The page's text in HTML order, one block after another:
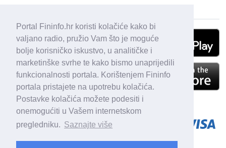
Portal Fininfo.hr koristi kolačiće kako bi
valjano radio, pružio Vam što je moguće
bolje korisničko iskustvo, u analitičke i
marketinške svrhe te kako bismo unaprijedili
funkcionalnosti portala. Korištenjem Fininfo
portala pristajete na upotrebu kolačića.
Postavke kolačića možete podesiti i
onemogućiti u Vašem internetskom
pregledniku. Saznajte više